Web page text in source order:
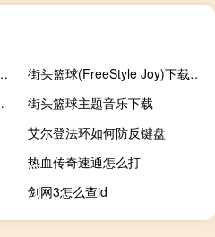
位置的详细介绍
街头篮球(FreeStyle Joy)下载(电脑、安卓和IOS所有版本)
及下载
街头篮球主题音乐下载
艾尔登法环如何防反键盘
热血传奇速通怎么打
剑网3怎么查id
2008年奥运会得多少金牌